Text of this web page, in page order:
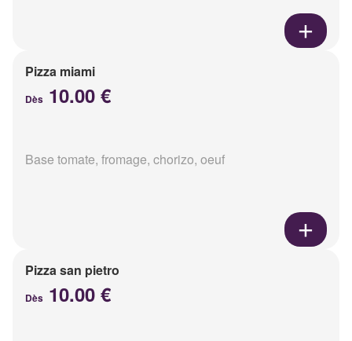
Pizza miami
Dès 10.00 €
Base tomate, fromage, chorizo, oeuf
Pizza san pietro
Dès 10.00 €